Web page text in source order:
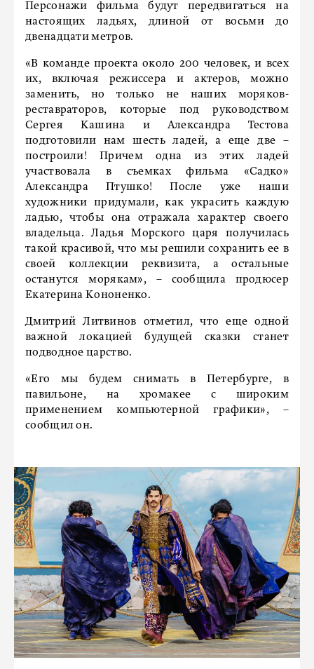
Персонажи фильма будут передвигаться на
настоящих ладьях, длиной от восьми до
двенадцати метров.
«В команде проекта около 200 человек, и всех
их, включая режиссера и актеров, можно
заменить, но только не наших моряков-
реставраторов, которые под руководством
Сергея Кашина и Александра Тестова
подготовили нам шесть ладей, а еще две –
построили! Причем одна из этих ладей
участвовала в съемках фильма «Садко»
Александра Птушко! После уже наши
художники придумали, как украсить каждую
ладью, чтобы она отражала характер своего
владельца. Ладья Морского царя получилась
такой красивой, что мы решили сохранить ее в
своей коллекции реквизита, а остальные
останутся морякам», – сообщила продюсер
Екатерина Кононенко.
Дмитрий Литвинов отметил, что еще одной
важной локацией будущей сказки станет
подводное царство.
«Его мы будем снимать в Петербурге, в
павильоне, на хромакее с широким
применением компьютерной графики», –
сообщил он.